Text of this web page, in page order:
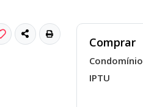
Comprar
Condomínio
IPTU